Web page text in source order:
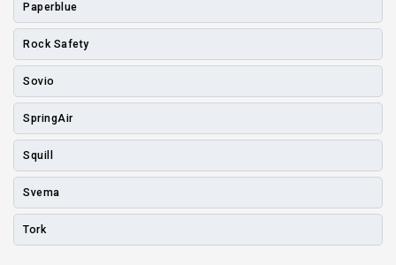
Paperblue
Rock Safety
Sovio
SpringAir
Squill
Svema
Tork